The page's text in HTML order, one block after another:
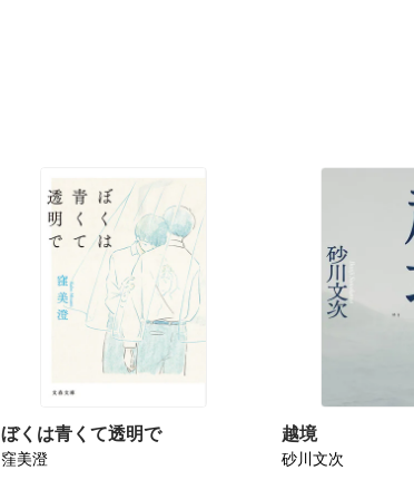
ぼくは青くて透明で
窪美澄
越境
砂川文次